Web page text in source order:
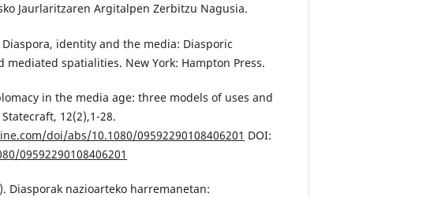
Jaurlaritzaren Argitalpen Zerbitzu Nagusia.
identity and the media: Diasporic
spatialities. New York: Hampton Press.
in the media age: three models of uses and
12(2),1-28.
doi/abs/10.1080/09592290108406201 DOI:
09592290108406201
Diasporak nazioarteko harremanetan: